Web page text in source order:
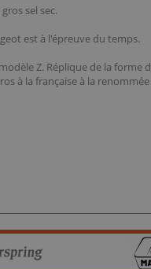
sel sec.
est à l'épreuve du temps.
Z. Réplique de la forme
à la française à la